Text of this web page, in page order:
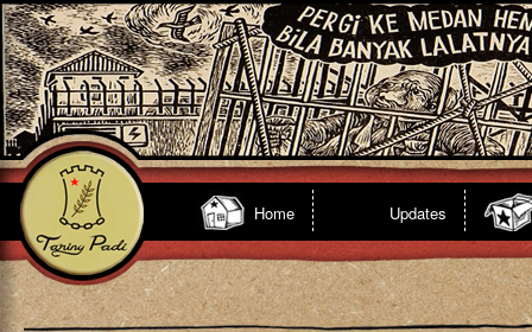
Home Updates